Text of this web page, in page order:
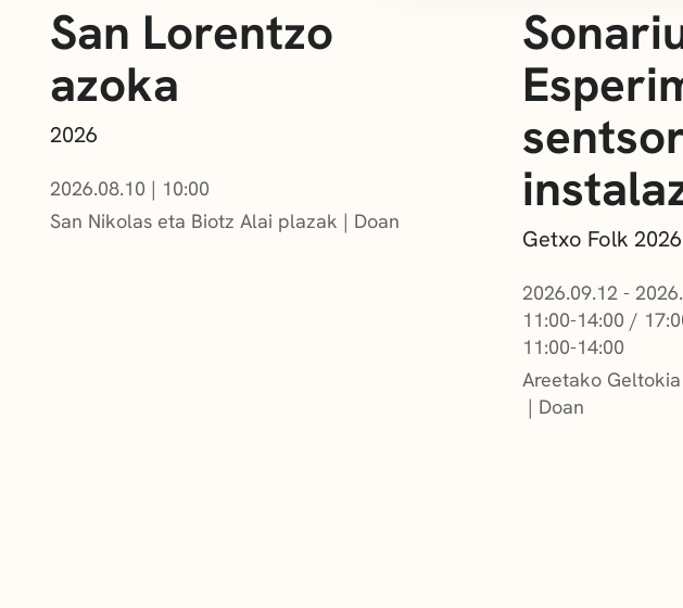
San Lorentzo
azoka
2026
2026.08.10 | 10:00
San Nikolas eta Biotz Alai plazak
Doan
Getxo Folk 2026
2026.09.12 -
11:00-14:00 /
11:00-14:00
Areetako
Doan